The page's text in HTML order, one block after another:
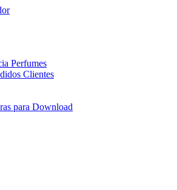
Perfumes
Clientes
para Download